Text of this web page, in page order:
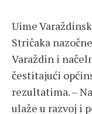
Uime
Stričaka
Varaždin i
čestitajući
rezultatima. –
ulaže u razvoj i